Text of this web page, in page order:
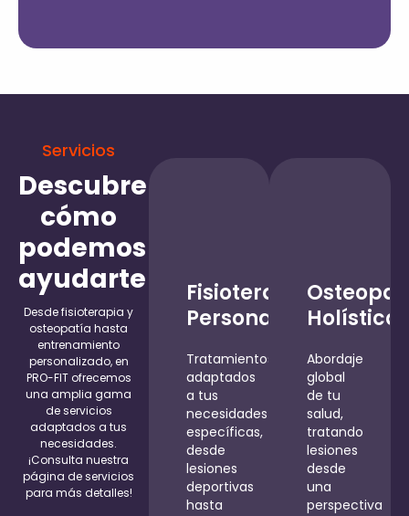
Servicios
Descubre
cómo
podemos
ayudarte
Desde fisioterapia y
osteopatía hasta
entrenamiento
personalizado, en
PRO-FIT ofrecemos
una amplia gama
de servicios
adaptados a tus
necesidades.
¡Consulta nuestra
página de servicios
para más detalles!
Fisioterapia
Personalizada
Tratamientos
adaptados
a tus
necesidades
específicas,
desde
lesiones
deportivas
hasta
Holística
Abordaje
global
de tu
salud,
tratando
lesiones
desde
una
perspectiva